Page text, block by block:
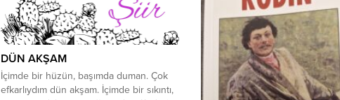
duygularını pekiştirecek fantastik bir
çocuk...
DÜN AKŞAM
İçimde bir hüzün, başımda duman. Çok
efkarlıydım dün akşam. İçimde bir sıkıntı,